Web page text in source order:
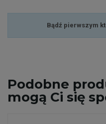
Bądź pierwszym
Podobne
mogą Ci się